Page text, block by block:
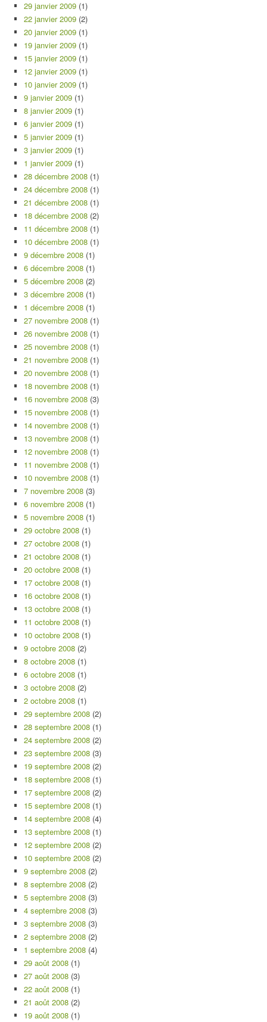
29 janvier 2009 (1)
22 janvier 2009 (2)
20 janvier 2009 (1)
19 janvier 2009 (1)
15 janvier 2009 (1)
12 janvier 2009 (1)
10 janvier 2009 (1)
9 janvier 2009 (1)
8 janvier 2009 (1)
6 janvier 2009 (1)
5 janvier 2009 (1)
3 janvier 2009 (1)
1 janvier 2009 (1)
28 décembre 2008 (1)
24 décembre 2008 (1)
21 décembre 2008 (1)
18 décembre 2008 (2)
11 décembre 2008 (1)
10 décembre 2008 (1)
9 décembre 2008 (1)
6 décembre 2008 (1)
5 décembre 2008 (2)
3 décembre 2008 (1)
1 décembre 2008 (1)
27 novembre 2008 (1)
26 novembre 2008 (1)
25 novembre 2008 (1)
21 novembre 2008 (1)
20 novembre 2008 (1)
18 novembre 2008 (1)
16 novembre 2008 (3)
15 novembre 2008 (1)
14 novembre 2008 (1)
13 novembre 2008 (1)
12 novembre 2008 (1)
11 novembre 2008 (1)
10 novembre 2008 (1)
7 novembre 2008 (3)
6 novembre 2008 (1)
5 novembre 2008 (1)
29 octobre 2008 (1)
27 octobre 2008 (1)
21 octobre 2008 (1)
20 octobre 2008 (1)
17 octobre 2008 (1)
16 octobre 2008 (1)
13 octobre 2008 (1)
11 octobre 2008 (1)
10 octobre 2008 (1)
9 octobre 2008 (2)
8 octobre 2008 (1)
6 octobre 2008 (1)
3 octobre 2008 (2)
2 octobre 2008 (1)
29 septembre 2008 (2)
28 septembre 2008 (1)
24 septembre 2008 (2)
23 septembre 2008 (3)
19 septembre 2008 (2)
18 septembre 2008 (1)
17 septembre 2008 (2)
15 septembre 2008 (1)
14 septembre 2008 (4)
13 septembre 2008 (1)
12 septembre 2008 (2)
10 septembre 2008 (2)
9 septembre 2008 (2)
8 septembre 2008 (2)
5 septembre 2008 (3)
4 septembre 2008 (3)
3 septembre 2008 (3)
2 septembre 2008 (2)
1 septembre 2008 (4)
29 août 2008 (1)
27 août 2008 (3)
22 août 2008 (1)
21 août 2008 (2)
19 août 2008 (1)